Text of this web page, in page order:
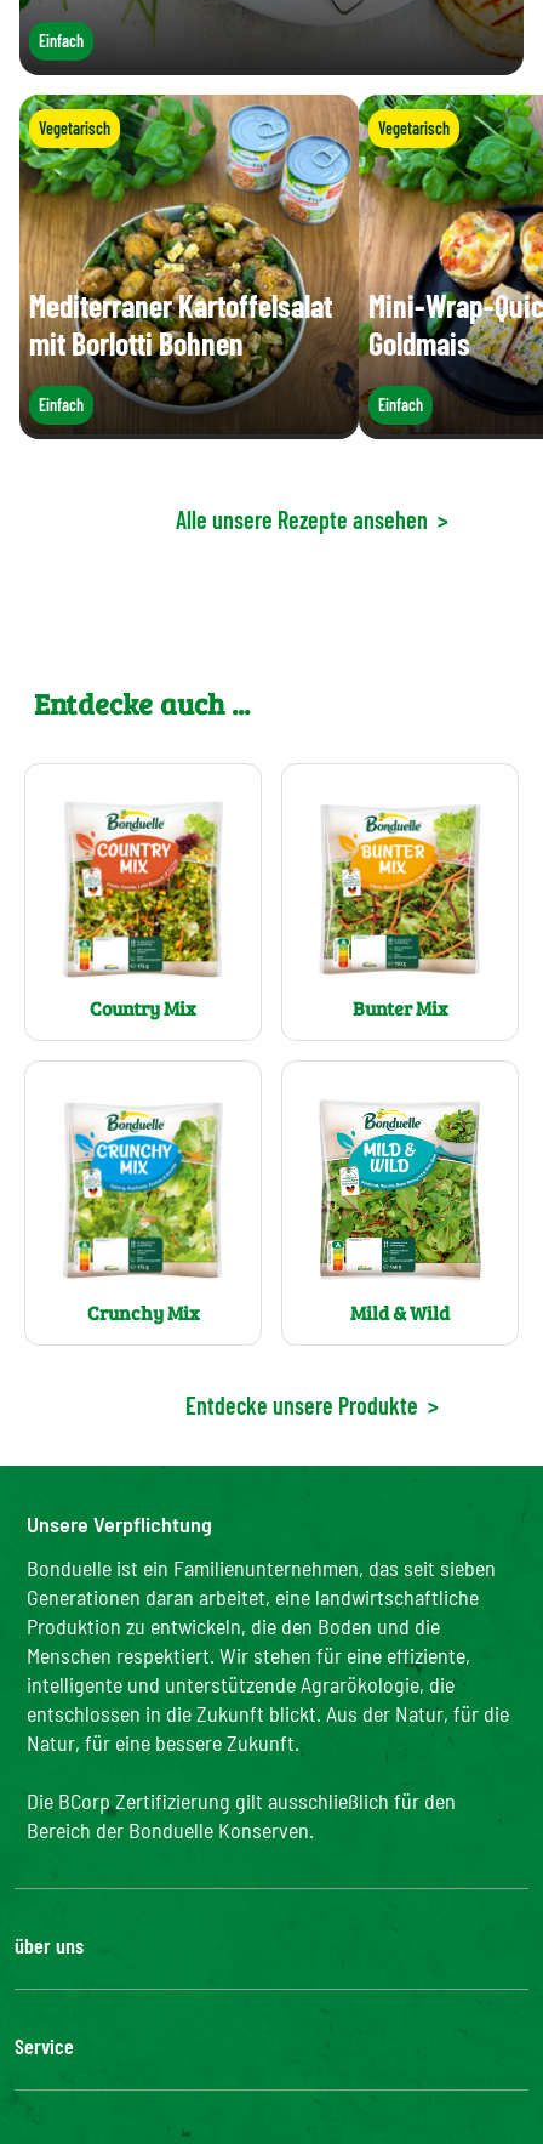
Einfach
Vegetarisch
Mediterraner Kartoffelsalat
mit Borlotti Bohnen
Einfach
Vegetarisch
Mini-Wrap-
Goldmais
Einfach
Alle unsere Rezepte ansehen >
Entdecke auch ...
Country Mix Bunter Mix
Crunchy Mix Mild & Wild
Entdecke unsere Produkte >
Unsere Verpflichtung
Bonduelle ist ein Familienunternehmen, das seit sieben
Generationen daran arbeitet, eine landwirtschaftliche
Produktion zu entwickeln, die den Boden und die
Menschen respektiert. Wir stehen für eine effiziente,
intelligente und unterstützende Agrarökologie, die
entschlossen in die Zukunft blickt. Aus der Natur, für die
Natur, für eine bessere Zukunft.
Die BCorp Zertifizierung gilt ausschließlich für den
Bereich der Bonduelle Konserven.
über uns
Karriere
Unser Engagement
Unsere Innovationen
Service
FAQ